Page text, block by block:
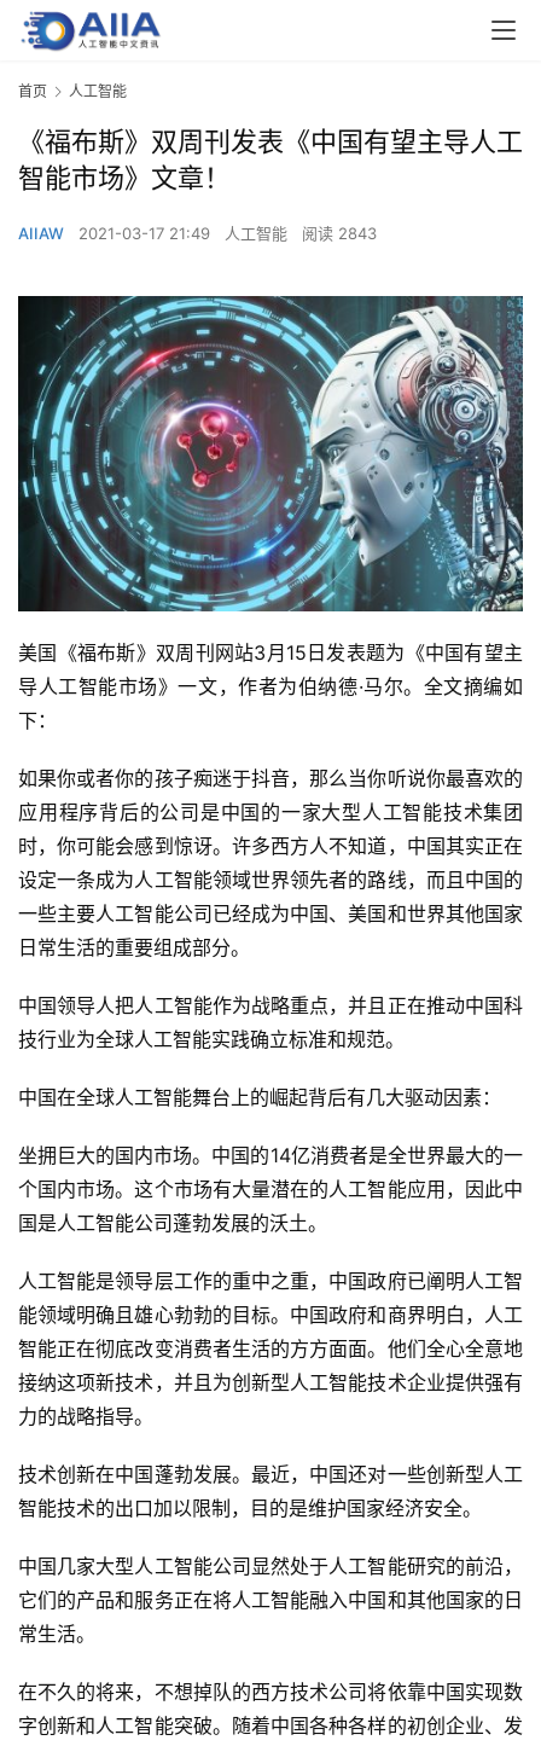
首
页
首页 人工智能
《福布斯》双周刊发表《中国有望主导人工
智能市场》文章！
AIIAW 2021-03-17 21:49 人工智能 阅读 2843
美国《福布斯》双周刊网站3月15日发表题为《中国有望主
导人工智能市场》一文，作者为伯纳德·马尔。全文摘编如
下：
如果你或者你的孩子痴迷于抖音，那么当你听说你最喜欢的
应用程序背后的公司是中国的一家大型人工智能技术集团
时，你可能会感到惊讶。许多西方人不知道，中国其实正在
设定一条成为人工智能领域世界领先者的路线，而且中国的
一些主要人工智能公司已经成为中国、美国和世界其他国家
日常生活的重要组成部分。
中国领导人把人工智能作为战略重点，并且正在推动中国科
技行业为全球人工智能实践确立标准和规范。
中国在全球人工智能舞台上的崛起背后有几大驱动因素：
坐拥巨大的国内市场。中国的14亿消费者是全世界最大的一
个国内市场。这个市场有大量潜在的人工智能应用，因此中
国是人工智能公司蓬勃发展的沃土。
人工智能是领导层工作的重中之重，中国政府已阐明人工智
能领域明确且雄心勃勃的目标。中国政府和商界明白，人工
智能正在彻底改变消费者生活的方方面面。他们全心全意地
接纳这项新技术，并且为创新型人工智能技术企业提供强有
力的战略指导。
技术创新在中国蓬勃发展。最近，中国还对一些创新型人工
智能技术的出口加以限制，目的是维护国家经济安全。
中国几家大型人工智能公司显然处于人工智能研究的前沿，
它们的产品和服务正在将人工智能融入中国和其他国家的日
常生活。
在不久的将来，不想掉队的西方技术公司将依靠中国实现数
字创新和人工智能突破。随着中国各种各样的初创企业、发